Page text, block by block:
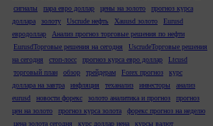
сигналы
пара евро доллар цены на золото
прогноз курса
доллара
золоту Uscrude нефть Xauusd золото
Eurusd
евродоллар
Анализ прогноз торговые решения по нефти
EurusdТорговые решения на сегодня
UscrudeТорговые решения
на сегодня
стоп-лосс прогноз курса евро доллар
Ltcusd
торговый план
обзор трейдерам Forex прогноз
курс
доллара на завтра
инфляция теханализ инвесторы
анализ
eurusd
новости форекс золото аналитика и прогноз
прогноз
цен на золото
прогноз курса золота
форекс прогноз на неделю
цена золота сегодня
курс доллар иена
курсы валют